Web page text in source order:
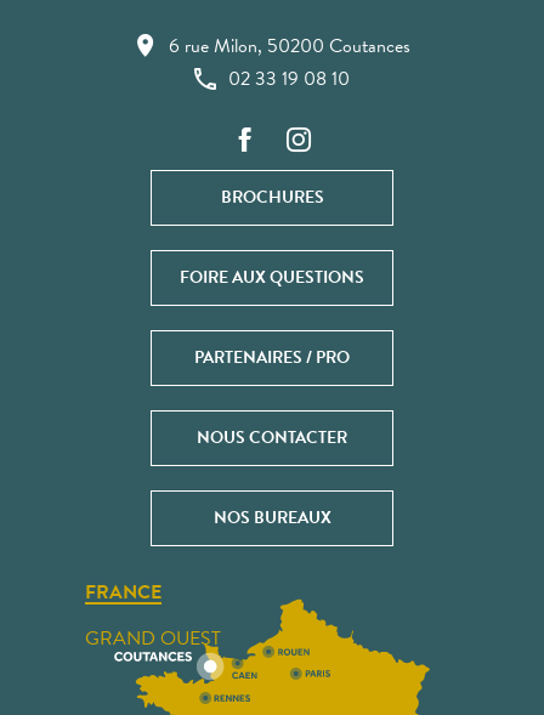
6 rue Milon, 50200 Coutances
02 33 19 08 10
BROCHURES
FOIRE AUX QUESTIONS
PARTENAIRES / PRO
NOUS CONTACTER
NOS BUREAUX
FRANCE
GRAND OUEST